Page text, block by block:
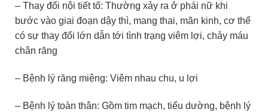
– Thay đổi nội tiết tố: Thường xảy ra ở phái nữ khi
bước vào giai đoạn dậy thì, mang thai, mãn kinh, cơ thể
có sự thay đổi lớn dẫn tới tình trạng viêm lợi, chảy máu
chân răng
– Bệnh lý răng miệng: Viêm nhau chu, u lợi
– Bệnh lý toàn thân: Gồm tim mạch, tiểu dường, bệnh lý